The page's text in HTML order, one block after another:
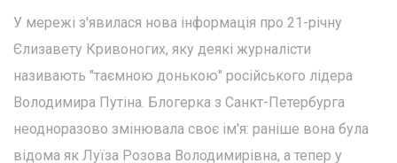
У мережі з'явилася нова інформація про 21-річну
Єлизавету Кривоногих, яку деякі журналісти
називають "таємною донькою" російського лідера
Володимира Путіна. Блогерка з Санкт-Петербурга
неодноразово змінювала своє ім'я: раніше вона була
відома як Луїза Розова Володимирівна, а тепер у